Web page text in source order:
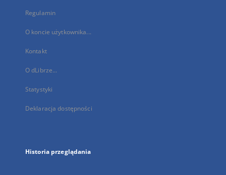
Regulamin
O koncie użytkownika...
Kontakt
O dLibrze...
Statystyki
Deklaracja dostępności
Historia przeglądania